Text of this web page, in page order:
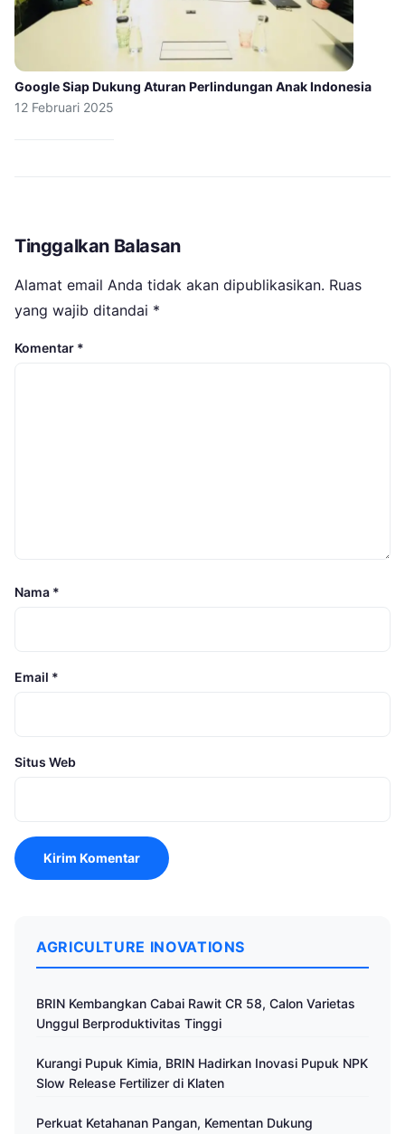
Google Siap Dukung Aturan Perlindungan Anak Indonesia
12 Februari 2025
Tinggalkan Balasan
Alamat email Anda tidak akan dipublikasikan. Ruas
yang wajib ditandai *
Komentar *
Nama *
Email *
Situs Web
AGRICULTURE INOVATIONS
BRIN Kembangkan Cabai Rawit CR 58, Calon Varietas
Unggul Berproduktivitas Tinggi
Kurangi Pupuk Kimia, BRIN Hadirkan Inovasi Pupuk NPK
Slow Release Fertilizer di Klaten
Perkuat Ketahanan Pangan, Kementan Dukung